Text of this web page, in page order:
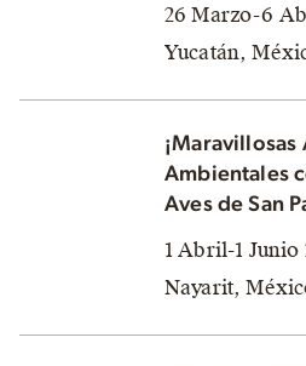
26 Marzo-6
Yucatán,
Ambientales
Aves de San
1 Abril-1 Junio
Nayarit,